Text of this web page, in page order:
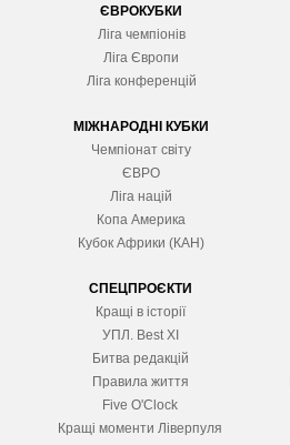
ЄВРОКУБКИ
Ліга чемпіонів
Ліга Європи
Ліга конференцій
МІЖНАРОДНІ КУБКИ
Чемпіонат світу
ЄВРО
Ліга націй
Копа Америка
Кубок Африки (КАН)
СПЕЦПРОЄКТИ
Кращі в історії
УПЛ. Best XІ
Битва редакцій
Правила життя
Five O'Clock
Кращі моменти Ліверпуля